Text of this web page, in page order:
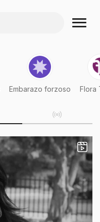
Embarazo forzoso Flora